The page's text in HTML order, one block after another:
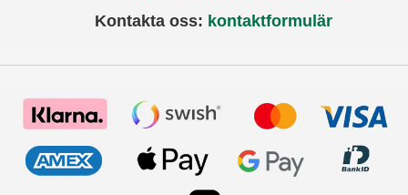
Kontakta oss: kontaktformulär